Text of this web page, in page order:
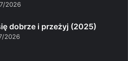
2026
dobrze i przeżyj (2025)
2026